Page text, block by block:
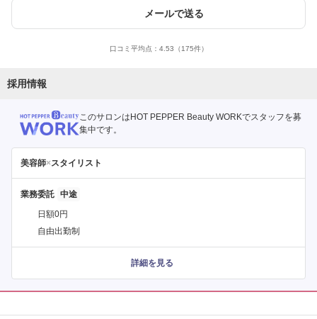
メールで送る
口コミ平均点： 4.53 （175件）
採用情報
このサロンはHOT PEPPER Beauty WORKでスタッフを募
集中です。
美容師× スタイリスト
業務委託
日額0円
自由出勤制
詳細を見る